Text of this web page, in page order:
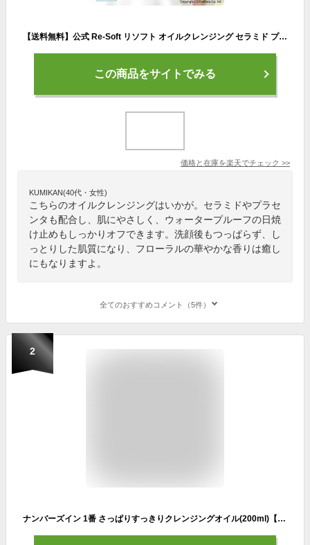
【送料無料】公式 Re-Soft リソフト オイルクレンジング セラミド プラセンタ配合 ウォータープルーフ・日焼け止めもしっかり落とす つっぱらないクレンジング マツエクでもOK優しいフローラル香 W洗顔がいらない 130ml 日本製
この商品をサイトでみる
価格と在庫を楽天でチェック >>
KUMIKAN(40代・女性)
こちらのオイルクレンジングはいかが。セラミドやプラセ
ンタも配合し、肌にやさしく、ウォータープルーフの日焼
け止めもしっかりオフできます。洗顔後もつっぱらず、し
っとりした肌質になり、フローラルの華やかな香りは癒し
にもなりますよ。
全てのおすすめコメント（5件）
2
ナンバーズイン 1番 さっぱりすっきりクレンジングオイル(200ml)【ナンバーズイン】[韓国コスメ メイク落とし ウォータープルーフ]